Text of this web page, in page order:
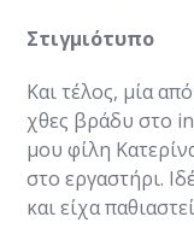
Στιγμιότυπο
Και τέλος, μία
χθες βράδυ στο
μου φίλη
στο εργαστήρι.
και είχα